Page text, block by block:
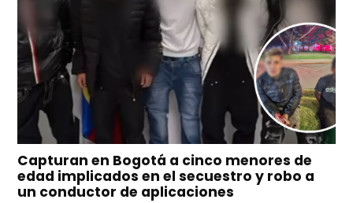
Capturan en Bogotá a cinco menores de
edad implicados en el secuestro y robo a
un conductor de aplicaciones